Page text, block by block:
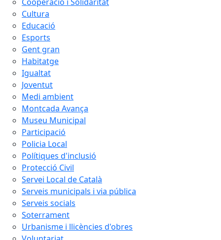
Cultura
Educació
Esports
Gent gran
Habitatge
Igualtat
Joventut
Medi ambient
Montcada Avança
Museu Municipal
Participació
Policia Local
Polítiques d'inclusió
Protecció Civil
Servei Local de Català
Serveis municipals i via pública
Serveis socials
Soterrament
Urbanisme i llicències d'obres